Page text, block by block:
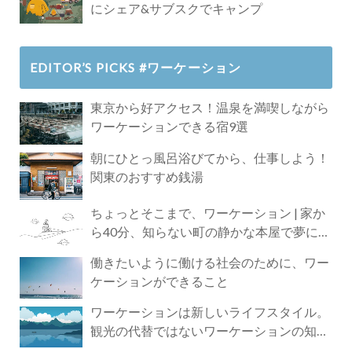
にシェア&サブスクでキャンプ
EDITOR’S PICKS #ワーケーション
東京から好アクセス！温泉を満喫しながら
ワーケーションできる宿9選
朝にひとっ風呂浴びてから、仕事しよう！
関東のおすすめ銭湯
ちょっとそこまで、ワーケーション | 家か
ら40分、知らない町の静かな本屋で夢に近
働きたいように働ける社会のために、ワー
ケーションができること
ワーケーションは新しいライフスタイル。
観光の代替ではないワーケーションの知ら